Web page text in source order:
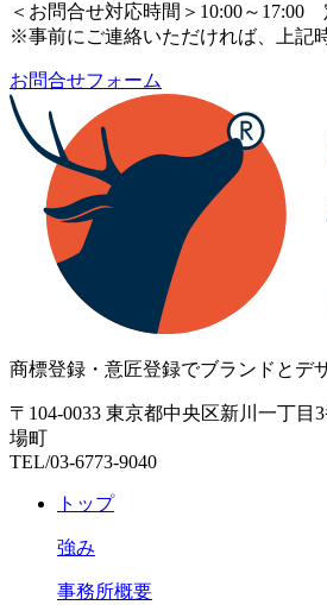
＜お問合せ対応時間＞10:00～17:00
※事前にご連絡いただければ、上記
お問合せフォーム
商標登録・意匠登録でブランドとデ
〒104-0033 東京都中央区新川一丁目
場町
TEL/03-6773-9040
トップ
強み
事務所概要